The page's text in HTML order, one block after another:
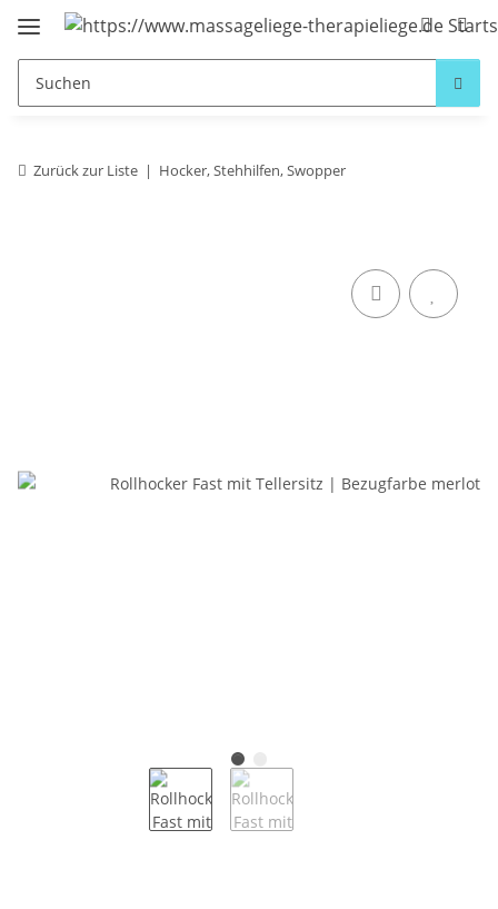
Zurück zur Liste Hocker, Stehhilfen, Swopper